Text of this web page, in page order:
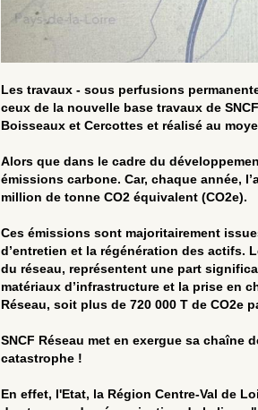
Les travaux - sous perfusions
ceux de la nouvelle base travaux de
Boisseaux et Cercottes et réalisé au
Alors que dans le cadre du
émissions carbone. Car, chaque année,
million de tonne CO2 équivalent (CO2e).
Ces émissions sont majoritairement
d’entretien et la régénération des actifs.
du réseau, représentent une part
matériaux d’infrastructure et la prise en
Réseau, soit plus de 720 000 T de CO2e
SNCF Réseau met en exergue sa chaîne
catastrophe !
En effet, l'Etat, la Région Centre-Val de